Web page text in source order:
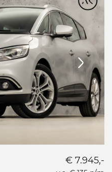
€ 7.945,-